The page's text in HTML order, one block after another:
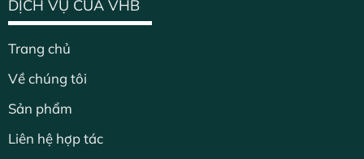
DỊCH VỤ CỦA VHB
Trang chủ
Về chúng tôi
Sản phẩm
Liên hệ hợp tác